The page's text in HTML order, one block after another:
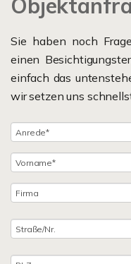
Sie haben noch
einen
einfach das
wir setzen uns